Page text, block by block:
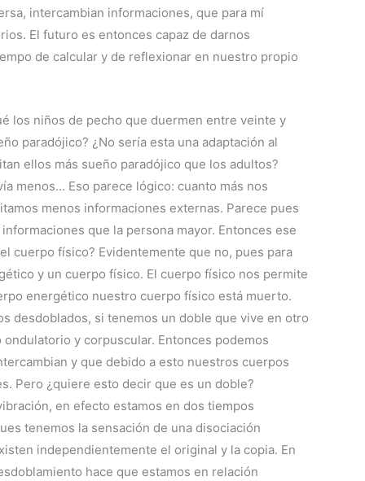
intercambian informaciones, que para mí
El futuro es entonces capaz de darnos
de calcular y de reflexionar en nuestro propio
los niños de pecho que duermen entre veinte y
paradójico? ¿No sería esta una adaptación al
ellos más sueño paradójico que los adultos?
menos… Eso parece lógico: cuanto más nos
menos informaciones externas. Parece pues
que la persona mayor. Entonces ese
cuerpo físico? Evidentemente que no, pues para
y un cuerpo físico. El cuerpo físico nos permite
energético nuestro cuerpo físico está muerto.
desdoblados, si tenemos un doble que vive en otro
y corpuscular. Entonces podemos
y que debido a esto nuestros cuerpos
Pero ¿quiere esto decir que es un doble?
en efecto estamos en dos tiempos
tenemos la sensación de una disociación
independientemente el original y la copia. En
hace que estamos en relación